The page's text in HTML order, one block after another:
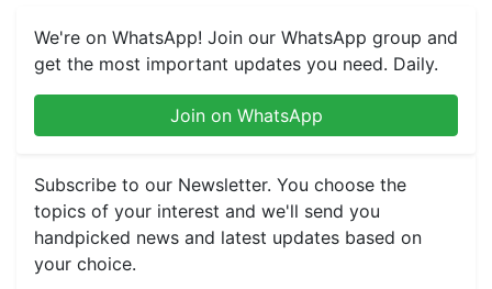
We're on WhatsApp! Join our WhatsApp group and
get the most important updates you need. Daily.
Join on WhatsApp
Subscribe to our Newsletter. You choose the
topics of your interest and we'll send you
handpicked news and latest updates based on
your choice.